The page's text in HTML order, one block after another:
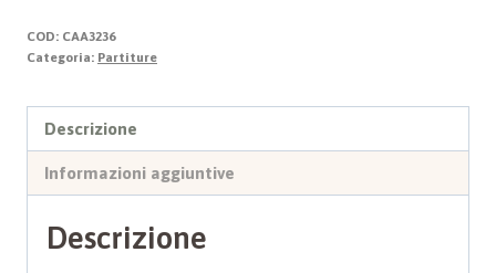
quantità
COD: CAA3236
Categoria: Partiture
Descrizione
Informazioni aggiuntive
Descrizione